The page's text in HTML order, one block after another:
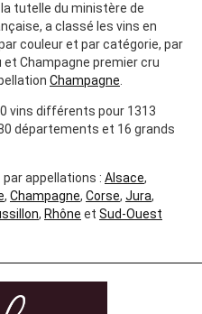
la tutelle du ministère de
a classé les vins en
couleur et par catégorie, par
et Champagne premier cru
Champagne.
vins différents pour 1313
départements et 16 grands
appellations : Alsace,
, Champagne, Corse, Jura,
, Rhône et Sud-Ouest